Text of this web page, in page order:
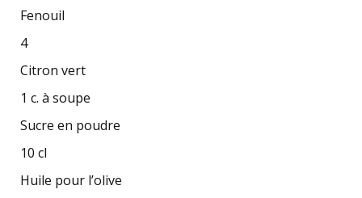
Fenouil
4
Citron vert
1 c. à soupe
Sucre en poudre
10 cl
Huile pour l’olive